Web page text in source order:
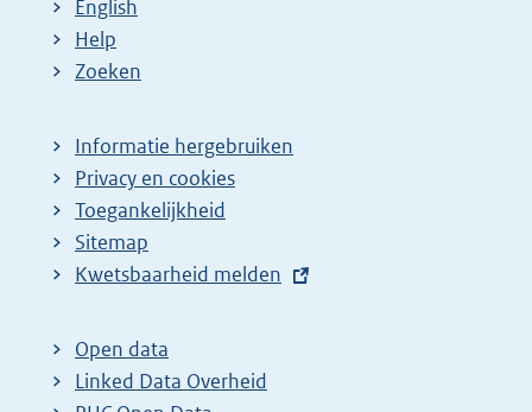
English
Help
Zoeken
Informatie hergebruiken
Privacy en cookies
Toegankelijkheid
Sitemap
E
t
e
r
Kwetsbaarheid melden
Open data
Linked Data Overheid